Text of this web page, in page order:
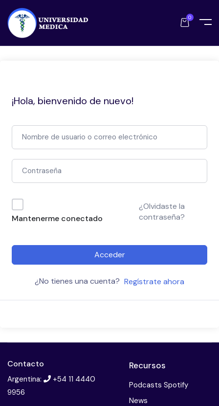
0
¡Hola, bienvenido de nuevo!
Mantenerme conectado
¿Olvidaste la
contraseña?
Acceder
¿No tienes una cuenta? Regístrate ahora
Contacto
Argentina:
+54 11 4440
9956
Recursos
Podcasts Spotify
News